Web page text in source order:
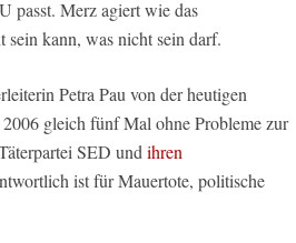
passt. Merz agiert wie das
kann, was nicht sein darf.
Petra Pau von der heutigen
gleich fünf Mal ohne Probleme zur
SED und ihren
ist für Mauertote, politische